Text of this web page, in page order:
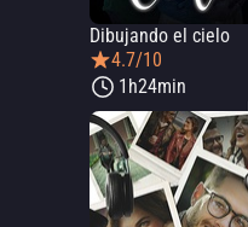
Dibujando el cielo
4.7/10
1h24min